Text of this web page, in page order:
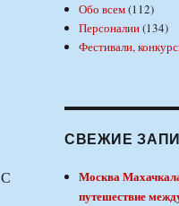
Обо всем(112)
Персоналии(134)
Фестивали,
СВЕЖИЕ
Москва
путешествие